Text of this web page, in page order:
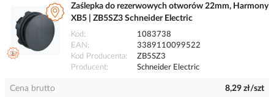
Zaślepka do rezerwowych otworów 22mm, Harmony
XB5 | ZB5SZ3 Schneider Electric
Kod
1083738
EAN
3389110099522
Kod Producenta
ZB5SZ3
Producent
Schneider Electric
Cena brutto 8,29 zł/szt